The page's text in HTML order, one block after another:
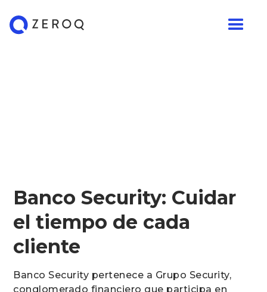
Banco Security: Cuidar
el tiempo de cada
cliente
Banco Security pertenece a Grupo Security,
conglomerado financiero que participa en